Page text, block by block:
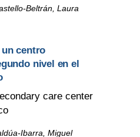
Beltrán, Laura
centro
nivel en el
care center
Ibarra, Miguel